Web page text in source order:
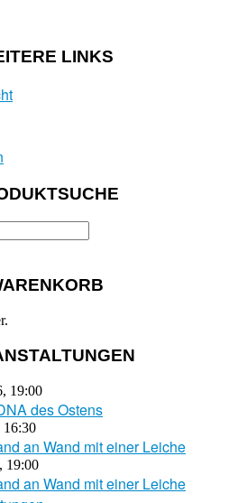
LINKS
, 19:00
des Ostens
16:30
an Wand mit einer Leiche
, 19:00
an Wand mit einer Leiche